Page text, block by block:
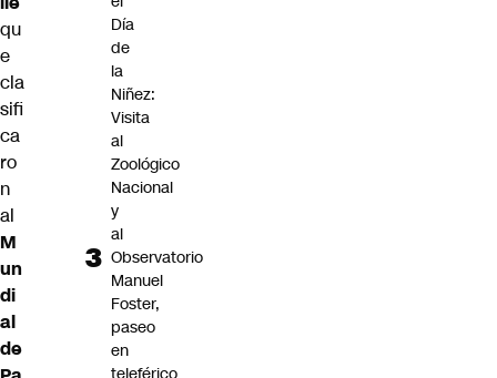
qu
e
cla
sifi
ca
ro
n
al
M
un
di
al
de
Día
de
la
Niñez:
Visita
al
Zoológico
Nacional
y
al
Observatorio
Manuel
Foster,
paseo
en
teleférico